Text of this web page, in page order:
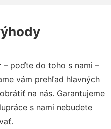
– poďte do toho s nami –
vám prehľad hlavných
na nás. Garantujeme
s nami nebudete